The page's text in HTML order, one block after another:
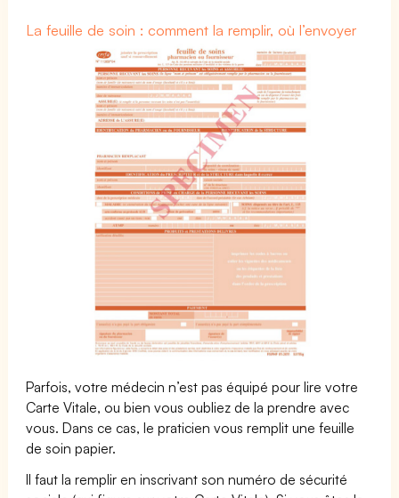
La feuille de soin : comment la remplir, où l’envoyer
Parfois, votre médecin n’est pas équipé pour lire votre
Carte Vitale, ou bien vous oubliez de la prendre avec
vous. Dans ce cas, le praticien vous remplit une feuille
de soin papier.
Il faut la remplir en inscrivant son numéro de sécurité